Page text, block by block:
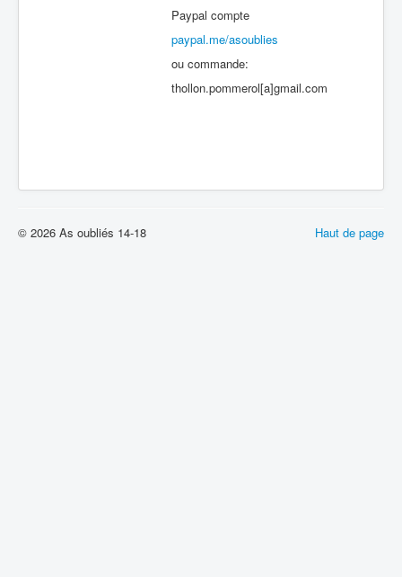
Paypal compte
paypal.me/asoublies
ou commande:
thollon.pommerol[a]gmail.com
Haut de page
© 2026 As oubliés 14-18